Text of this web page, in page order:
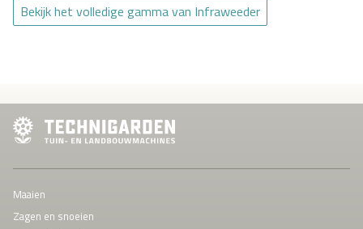
Bekijk het volledige gamma van Infraweeder
Maaien
Zagen en snoeien